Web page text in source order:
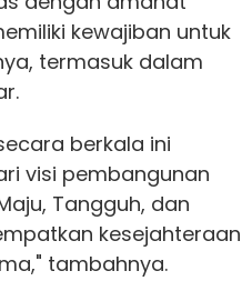
kewajiban untuk
termasuk dalam
berkala ini
visi pembangunan
Tangguh, dan
kesejahteraan
tambahnya.